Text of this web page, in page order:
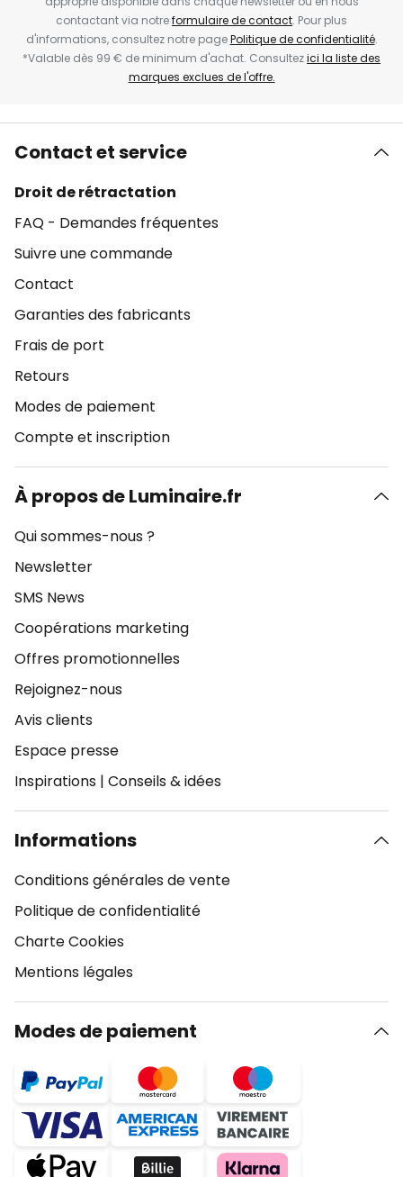
contactant via notreformulaire de contact. Pour plus
d'informations, consultez notre pagePolitique de confidentialité.
*Valable dès 99 € de minimum d'achat. Consultezici la liste des
marques exclues de l'offre.
Contact et service
Droit de rétractation
FAQ - Demandes fréquentes
Suivre une commande
Contact
Garanties des fabricants
Frais de port
Retours
Modes de paiement
Compte et inscription
À propos de Luminaire.fr
Qui sommes-nous ?
Newsletter
SMS News
Coopérations marketing
Offres promotionnelles
Rejoignez-nous
Avis clients
Espace presse
Inspirations | Conseils & idées
Informations
Conditions générales de vente
Politique de confidentialité
Charte Cookies
Mentions légales
Modes de paiement